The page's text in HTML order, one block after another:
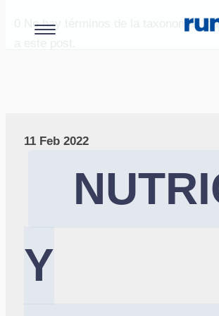
No hay términos de la taxonomía
11 Feb 2022
Y